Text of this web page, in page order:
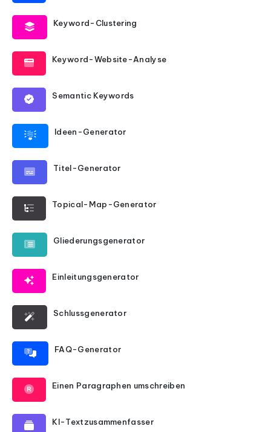
Keyword-Clustering
Keyword-Website-Analyse
Semantic Keywords
Ideen-Generator
Titel-Generator
Topical-Map-Generator
Gliederungsgenerator
Einleitungsgenerator
Schlussgenerator
FAQ-Generator
Einen Paragraphen umschreiben
KI-Textzusammenfasser